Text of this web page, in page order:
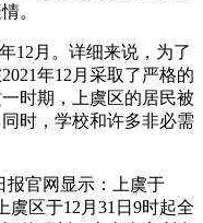
。
12月。详细来说，为了
年12月采取了严格的
时期，上虞区的居民被
时，学校和许多非必需
报官网显示：上虞于
虞区于12月31日9时起全